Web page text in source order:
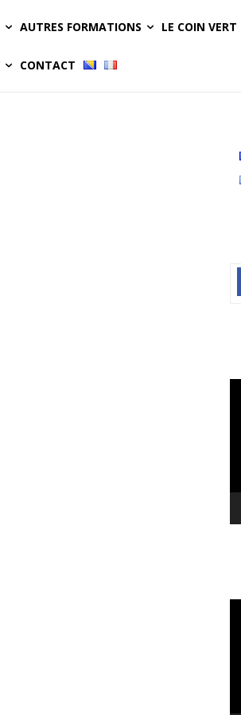
AUTRES FORMATIONS LE COIN VERT
CONTACT